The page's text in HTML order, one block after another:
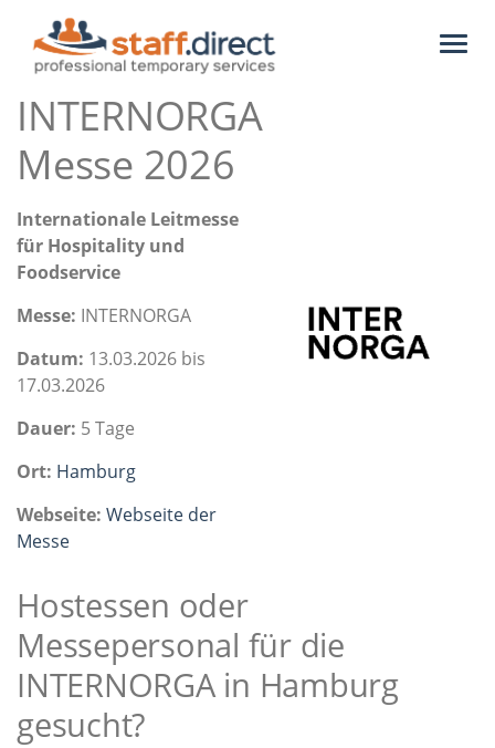
Toggle
INTERNORGA
Messe 2026
Internationale Leitmesse
für Hospitality und
Foodservice
Messe: INTERNORGA
Datum: 13.03.2026 bis
17.03.2026
Dauer: 5 Tage
Ort: Hamburg
Webseite: Webseite der
Messe
Hostessen oder
Messepersonal für die
INTERNORGA in Hamburg
gesucht?